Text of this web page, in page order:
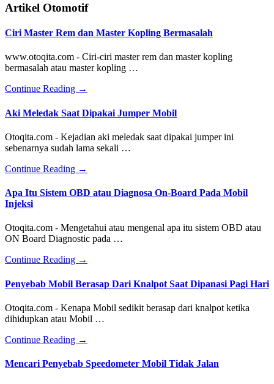
Artikel Otomotif
Ciri Master Rem dan Master Kopling Bermasalah
www.otoqita.com - Ciri-ciri master rem dan master kopling
bermasalah atau master kopling …
Continue Reading about
Master
Rem
dan
Master
Kopling
→
Aki Meledak Saat Dipakai Jumper Mobil
Otoqita.com - Kejadian aki meledak saat dipakai jumper ini
sebenarnya sudah lama sekali …
Continue Reading about
Meledak
Jumper
Mobil
→
Apa Itu Sistem OBD atau Diagnosa On-Board Pada Mobil
Injeksi
Otoqita.com - Mengetahui atau mengenal apa itu sistem OBD atau
ON Board Diagnostic pada …
Continue Reading about
Itu
Sistem
OBD
atau
Diagnosa
Board
Pada
Mobil
→
Penyebab Mobil Berasap Dari Knalpot Saat Dipanasi Pagi Hari
Otoqita.com - Kenapa Mobil sedikit berasap dari knalpot ketika
dihidupkan atau Mobil …
Continue Reading about
Mobil
Berasap
→
Mencari Penyebab Speedometer Mobil Tidak Jalan